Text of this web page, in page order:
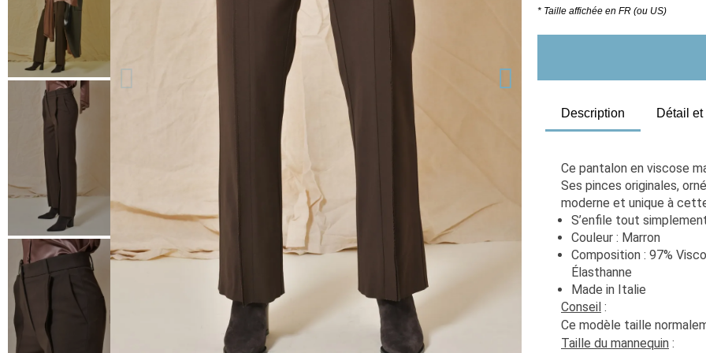
* Taille affichée en FR (ou US)
Description Détail
Ce pantalon en viscose
Ses pinces originales,
moderne et unique à
S’enfile tout
Couleur : Marron
Composition : 97%
Élasthanne
Made in Italie
Conseil :
Ce modèle taille
Taille du mannequin :